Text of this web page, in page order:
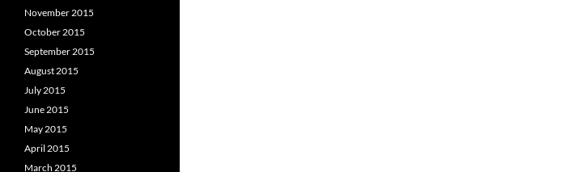
November 2015
October 2015
September 2015
August 2015
July 2015
June 2015
May 2015
April 2015
March 2015